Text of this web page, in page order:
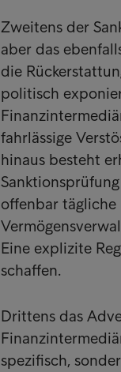
Zweitens der
aber das
die
politisch
fahrlässige
hinaus besteht
offenbar
Eine explizite
schaffen.
Drittens das
spezifisch,